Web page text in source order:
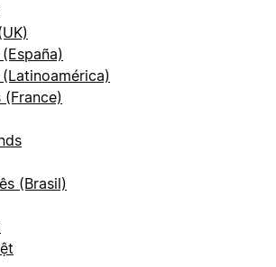
(France)
(Brasil)